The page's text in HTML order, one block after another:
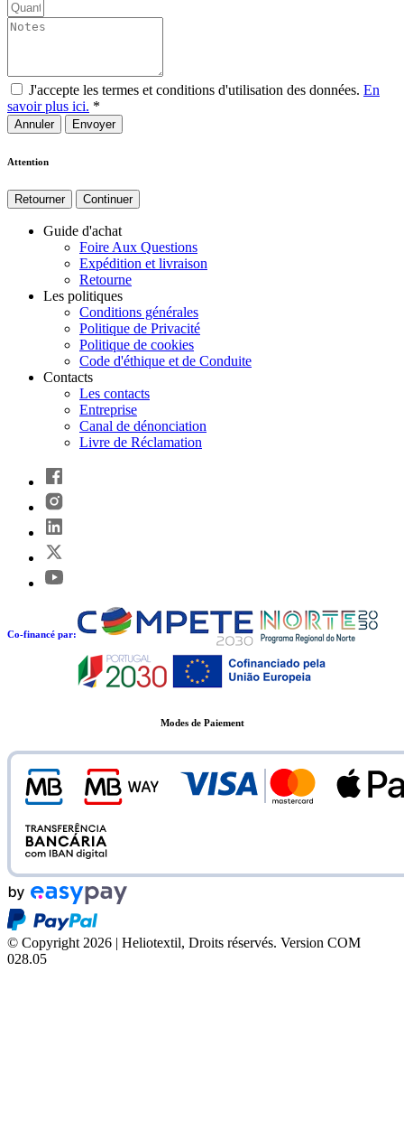
J'accepte les termes et conditions d'utilisation des données. En
savoir plus ici. *
Annuler
Attention
Retourner Continuer
Guide d'achat
Foire Aux Questions
Expédition et livraison
Retourne
Les politiques
Conditions générales
Politique de Privacité
Politique de cookies
Code d'éthique et de Conduite
Contacts
Les contacts
Entreprise
Canal de dénonciation
Livre de Réclamation
Co-financé par:
Modes de Paiement
© Copyright 2026 | Heliotextil, Droits réservés. Version COM
028.05